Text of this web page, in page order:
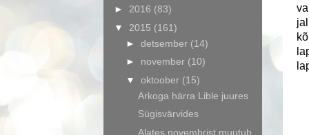
► 2016 (83)
▼ 2015 (161)
► detsember (14)
► november (10)
▼ oktoober (15)
Arkoga härra Lible juures
Sügisvärvides
Alates novembrist muutub